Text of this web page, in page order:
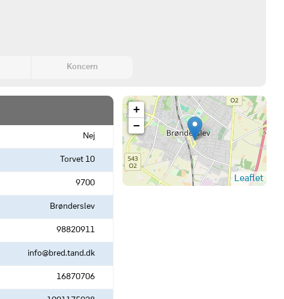
Koncern
Nej
Torvet 10
9700
Brønderslev
98820911
info@bred.tand.dk
16870706
+
−
Leaflet